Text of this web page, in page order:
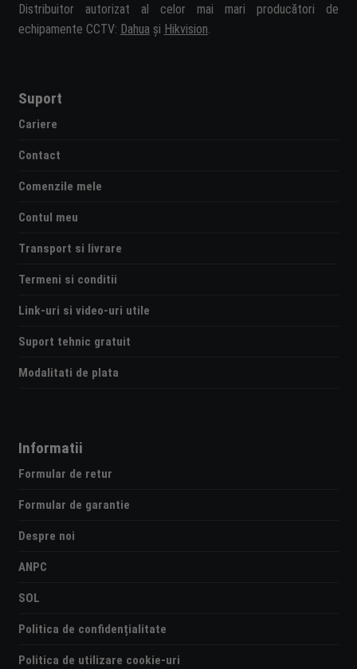
Distribuitor autorizat al celor mai mari producători de
echipamente CCTV: Dahua și Hikvision.
Suport
Cariere
Contact
Comenzile mele
Contul meu
Transport si livrare
Termeni si conditii
Link-uri si video-uri utile
Suport tehnic gratuit
Modalitati de plata
Informatii
Formular de retur
Formular de garantie
Despre noi
ANPC
SOL
Politica de confidențialitate
Politica de utilizare cookie-uri